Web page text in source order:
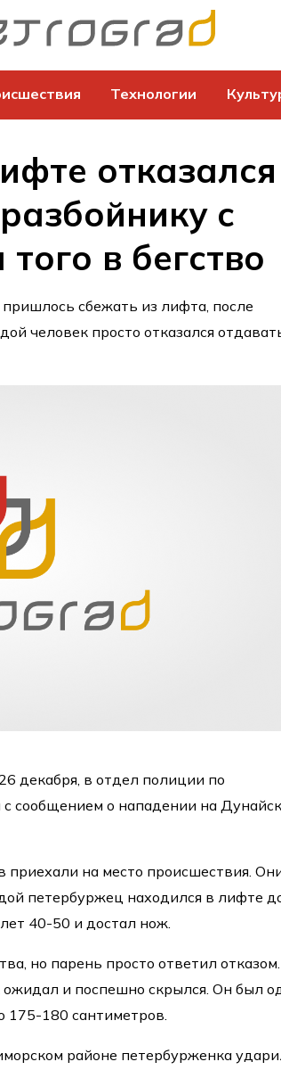
Технологии
отказался
с
в бегство
сбежать из лифта, после
человек просто отказался
декабря, в отдел полиции по
с сообщением о нападении на
на место происшествия.
петербуржец находился в лифте
40-50 и достал нож.
но парень просто ответил отказом.
и поспешно скрылся. Он был
175-180 сантиметров.
районе петербурженка